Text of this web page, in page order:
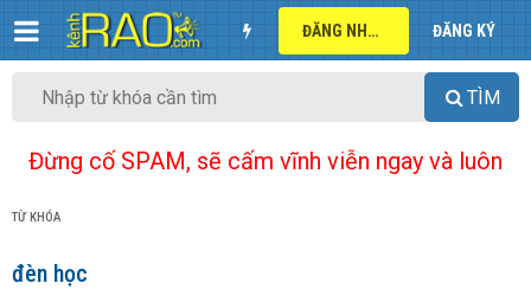
ĐĂNG NHẬP ĐĂNG KÝ
TÌM
Đừng cố SPAM, sẽ cấm vĩnh viễn ngay và luôn
TỪ KHÓA
đèn học